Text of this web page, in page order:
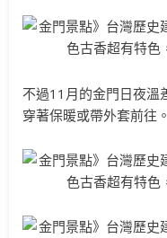
不過11月的金門日夜溫
穿著保暖或帶外套前往。